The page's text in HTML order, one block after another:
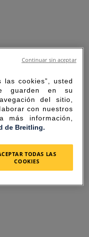
las cookies”, usted
guarden en su
del sitio,
con nuestros
más información,
de Breitling.
TODAS LAS
COOKIES
Continuar sin aceptar